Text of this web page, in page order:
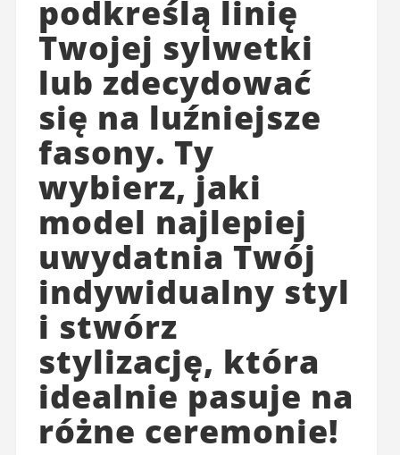
podkreślą linię
Twojej sylwetki
lub zdecydować
się na luźniejsze
fasony. Ty
wybierz, jaki
model najlepiej
uwydatnia Twój
indywidualny styl
i stwórz
stylizację, która
idealnie pasuje na
różne ceremonie!